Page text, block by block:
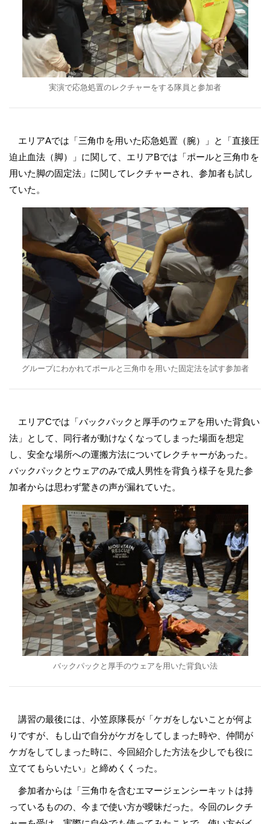
実演で応急処置のレクチャーをする隊員と参加者
エリアAでは「三角巾を用いた応急処置（腕）」と「直接圧
迫止血法（脚）」に関して、エリアBでは「ポールと三角巾を
用いた脚の固定法」に関してレクチャーされ、参加者も試し
ていた。
グループにわかれてポールと三角巾を用いた固定法を試す参加者
エリアCでは「バックパックと厚手のウェアを用いた背負い
法」として、同行者が動けなくなってしまった場面を想定
し、安全な場所への運搬方法についてレクチャーがあった。
バックパックとウェアのみで成人男性を背負う様子を見た参
加者からは思わず驚きの声が漏れていた。
バックパックと厚手のウェアを用いた背負い法
講習の最後には、小笠原隊長が「ケガをしないことが何よ
りですが、もし山で自分がケガをしてしまった時や、仲間が
ケガをしてしまった時に、今回紹介した方法を少しでも役に
立ててもらいたい」と締めくくった。
参加者からは「三角巾を含むエマージェンシーキットは持
っているものの、今まで使い方が曖昧だった。今回のレクチ